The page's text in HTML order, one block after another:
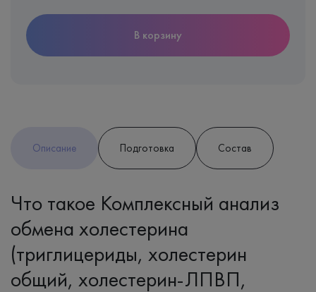
В корзину
Описание Подготовка Состав
Что такое Комплексный анализ
обмена холестерина
(триглицериды, холестерин
общий, холестерин-ЛПВП,